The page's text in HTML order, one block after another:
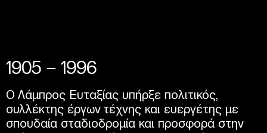
1905 – 1996
Ο Λάμπρος Ευταξίας υπήρξε πολιτικός,
συλλέκτης έργων τέχνης και ευεργέτης με
σπουδαία σταδιοδρομία και προσφορά στην